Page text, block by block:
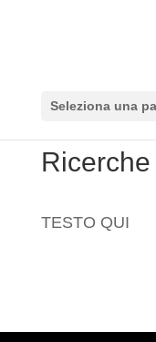
Seleziona una
TESTO QUI